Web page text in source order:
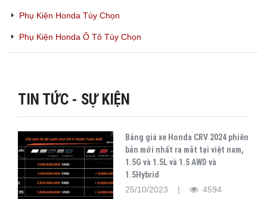
Phụ Kiện Honda Tùy Chọn
Phụ Kiện Honda Ô Tô Tùy Chọn
TIN TỨC - SỰ KIỆN
Bảng giá xe Honda CRV 2024 phiên
bản mới nhất ra mắt tại việt nam,
1.5G và 1.5L và 1.5 AWD và
1.5Hybrid
25/10/2023 |
4594